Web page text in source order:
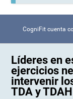
CogniFit cuenta
Líderes en
ejercicios
intervenir
TDA y